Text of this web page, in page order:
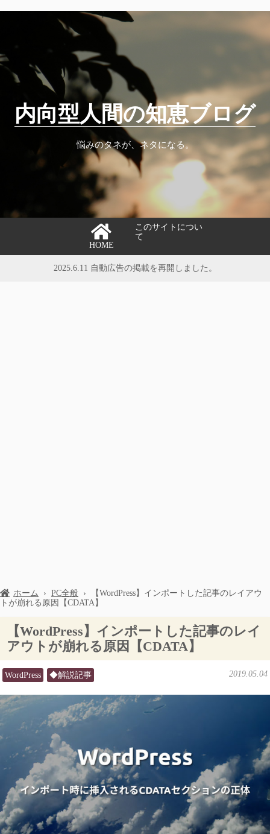
内向型人間の知恵ブログ
悩みのタネが、ネタになる。
HOME
このサイトについ
て
2025.6.11 自動広告の掲載を再開しました。
ホーム › PC全般 ›
【WordPress】インポートした記事のレイアウ
トが崩れる原因【CDATA】
【WordPress】インポートした記事のレイ
アウトが崩れる原因【CDATA】
WordPress ◆解説記事 2019.05.04